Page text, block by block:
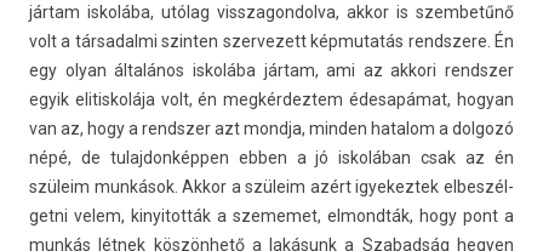
jártam iskolába, utólag visszagon­dolva, akkor is szem­betűnő
volt a tár­sadal­mi szint­en szer­vezett kép­mutatás re­ndszere. Én
egy olyan általános iskolába jártam, ami az ak­kori re­ndsz­er
egyik elitis­kolája volt, én meg­kérdez­tem édesapámat, hogyan
van az, hogy a re­ndsz­er azt mondja, mind­en hatalom a dol­gozó
népé, de tulaj­donképp­en ebben a jó iskolában csak az én
szüleim munkások. Akkor a szüleim azért igyekez­tek el­beszél­
getni velem, kinyitot­ták a szememet, el­mondták, hogy pont a
munkás létnek köszönhető a lakásunk a Szabad­ság hegy­en